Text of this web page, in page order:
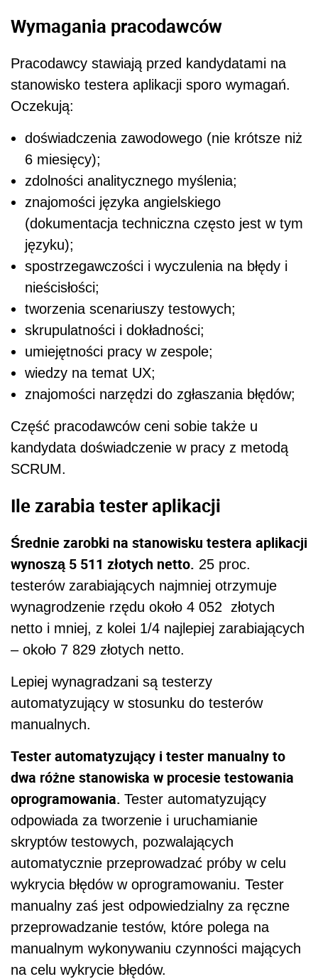
Wymagania pracodawców
Pracodawcy stawiają przed kandydatami na
stanowisko testera aplikacji sporo wymagań.
Oczekują:
doświadczenia zawodowego (nie krótsze niż
6 miesięcy);
zdolności analitycznego myślenia;
znajomości języka angielskiego
(dokumentacja techniczna często jest w tym
języku);
spostrzegawczości i wyczulenia na błędy i
nieścisłości;
tworzenia scenariuszy testowych;
skrupulatności i dokładności;
umiejętności pracy w zespole;
wiedzy na temat UX;
znajomości narzędzi do zgłaszania błędów;
Część pracodawców ceni sobie także u
kandydata doświadczenie w pracy z metodą
SCRUM.
Ile zarabia tester aplikacji
Średnie zarobki na stanowisku testera aplikacji
wynoszą 5 511 złotych netto. 25 proc.
testerów zarabiających najmniej otrzymuje
wynagrodzenie rzędu około 4 052 złotych
netto i mniej, z kolei 1/4 najlepiej zarabiających
– około 7 829 złotych netto.
Lepiej wynagradzani są testerzy
automatyzujący w stosunku do testerów
manualnych.
Tester automatyzujący i tester manualny to
dwa różne stanowiska w procesie testowania
oprogramowania. Tester automatyzujący
odpowiada za tworzenie i uruchamianie
skryptów testowych, pozwalających
automatycznie przeprowadzać próby w celu
wykrycia błędów w oprogramowaniu. Tester
manualny zaś jest odpowiedzialny za ręczne
przeprowadzanie testów, które polega na
manualnym wykonywaniu czynności mających
na celu wykrycie błędów.